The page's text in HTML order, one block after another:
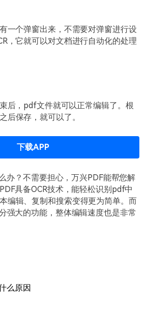
一个弹窗出来，不需要对弹窗进行设
，它就可以对文档进行自动化的处理
后，pdf文件就可以正常编辑了。根
后保存，就可以了。
下载APP
办？不需要担心，万兴PDF能帮您解
具备OCR技术，能轻松识别pdf中
编辑、复制和搜索变得更为简单。而
强大的功能，整体编辑速度也是非常
么原因